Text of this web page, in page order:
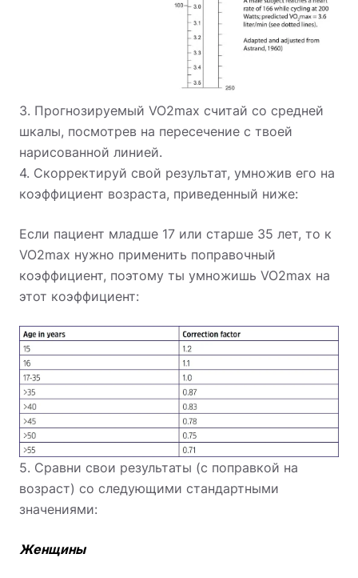
3. Прогнозируемый VO2max считай со средней
шкалы, посмотрев на пересечение с твоей
нарисованной линией.
4. Скорректируй свой результат, умножив его на
коэффициент возраста, приведенный ниже:
Если пациент младше 17 или старше 35 лет, то к
VO2max нужно применить поправочный
коэффициент, поэтому ты умножишь VO2max на
этот коэффициент:
5. Сравни свои результаты (с поправкой на
возраст) со следующими стандартными
значениями:
Женщины